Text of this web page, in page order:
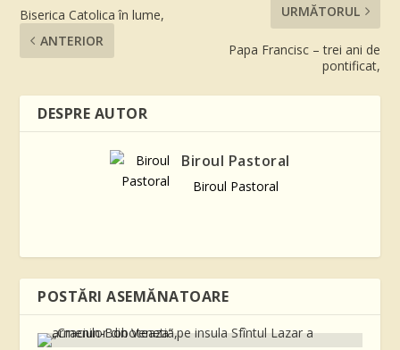
Biserica Catolica în lume,
ANTERIOR
URMĂTORUL
Papa Francisc – trei ani de
pontificat,
DESPRE AUTOR
Biroul Pastoral
Biroul Pastoral
POSTĂRI ASEMĂNATOARE